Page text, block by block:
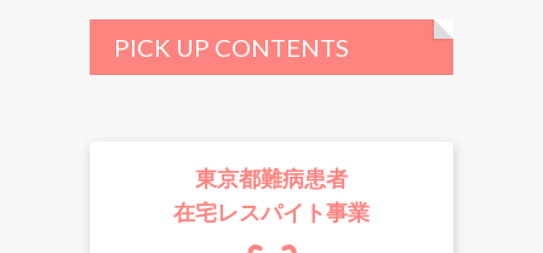
PICK UP CONTENTS
東京都難病患者
在宅レスパイト事業